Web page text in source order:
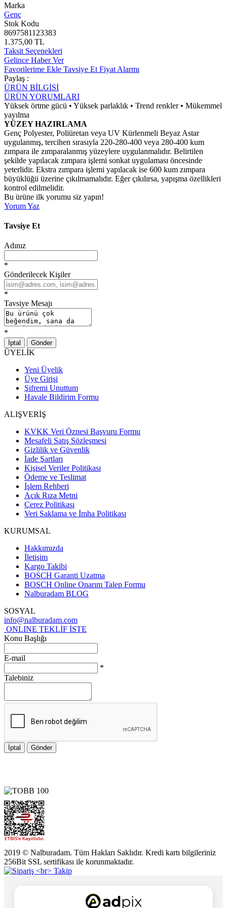
Marka
Genç
Stok Kodu
8697581123383
1.375,00 TL
Taksit Seçenekleri
Gelince Haber Ver
Favorilerime Ekle Tavsiye Et Fiyat Alarmı
Paylaş :
ÜRÜN BİLGİSİ
ÜRÜN YORUMLARI
Yüksek örtme gücü • Yüksek parlaklık • Trend renkler • Mükemmel
yayılma
YÜZEY HAZIRLAMA
Genç Polyester, Poliüretan veya UV Kürlenmeli Beyaz Astar
uygulanmış, tercihen sırasıyla 220-280-400 veya 280-400 kum
zımpara ile zımparalanmış yüzeylere uygulanmalıdır. Belirtilen
şekilde yapılacak zımpara işlemi sonkat uygulaması öncesinde
yeterlidir. Ekstra zımpara işlemi yapılacak ise 600 kum zımpara
büyüklüğü üzerine çıkılmamalıdır. Eğer çıkılırsa, yapışma özellikleri
kontrol edilmelidir.
Bu ürüne ilk yorumu siz yapın!
Yorum Yaz
Tavsiye Et
Adınız
*
Gönderilecek Kişiler
*
Tavsiye Mesajı
*
İptal Gönder
ÜYELİK
Yeni Üyelik
Üye Girişi
Şifremi Unuttum
Havale Bildirim Formu
ALIŞVERİŞ
KVKK Veri Öznesi Başvuru Formu
Mesafeli Satış Sözleşmesi
Gizlilik ve Güvenlik
İade Şartları
Kişisel Veriler Politikası
Ödeme ve Teslimat
İşlem Rehberi
Açık Rıza Metni
Çerez Politikası
Veri Saklama ve İmha Politikası
KURUMSAL
Hakkımızda
İletişim
Kargo Takibi
BOSCH Garanti Uzatma
BOSCH Online Onarım Talep Formu
Nalburadam BLOG
SOSYAL
info@nalburadam.com
ONLINE TEKLİF İSTE
Konu Başlığı
E-mail
*
Talebiniz
İptal Gönder
2019 © Nalburadam. Tüm Hakları Saklıdır. Kredi kartı bilgileriniz
256Bit SSL sertifikası ile korunmaktadır.